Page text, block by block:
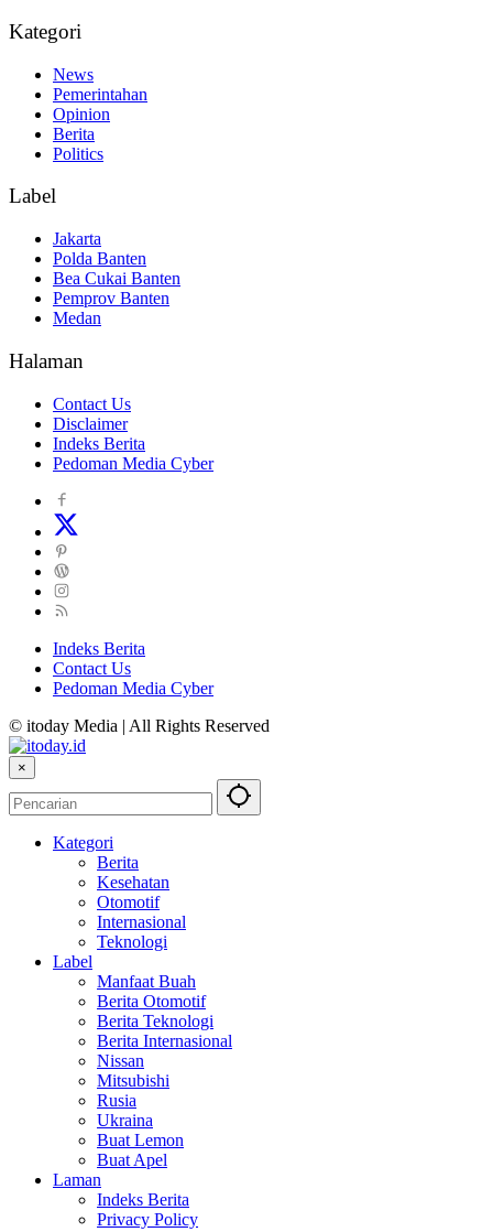
Kategori
News
Pemerintahan
Opinion
Berita
Politics
Label
Jakarta
Polda Banten
Bea Cukai Banten
Pemprov Banten
Medan
Halaman
Contact Us
Disclaimer
Indeks Berita
Pedoman Media Cyber
Indeks Berita
Contact Us
Pedoman Media Cyber
© itoday Media | All Rights Reserved
×
Kategori
Berita
Kesehatan
Otomotif
Internasional
Teknologi
Label
Manfaat Buah
Berita Otomotif
Berita Teknologi
Berita Internasional
Nissan
Mitsubishi
Rusia
Ukraina
Buat Lemon
Buat Apel
Laman
Indeks Berita
Privacy Policy